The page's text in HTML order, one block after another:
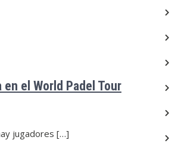
el World Padel Tour
jugadores […]